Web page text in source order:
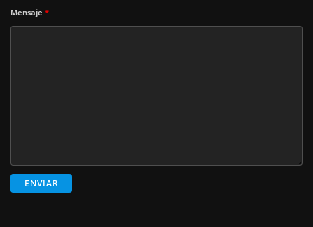
Mensaje *